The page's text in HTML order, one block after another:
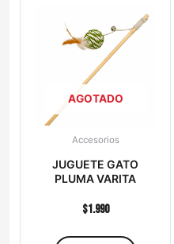
AGOTADO
Accesorios
JUGUETE GATO
PLUMA VARITA
$1.990